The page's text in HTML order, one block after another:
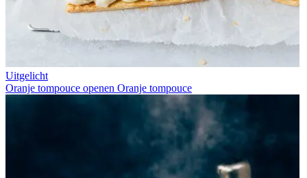
Uitgelicht
Oranje tompouce openen Oranje tompouce